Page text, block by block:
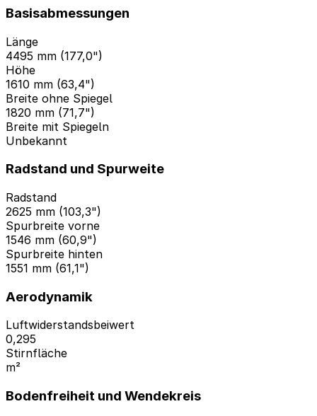
Basisabmessungen
Länge
4495 mm (177,0")
Höhe
1610 mm (63,4")
Breite ohne Spiegel
1820 mm (71,7")
Breite mit Spiegeln
Unbekannt
Radstand und Spurweite
Radstand
2625 mm (103,3")
Spurbreite vorne
1546 mm (60,9")
Spurbreite hinten
1551 mm (61,1")
Aerodynamik
Luftwiderstandsbeiwert
0,295
Stirnfläche
m²
Bodenfreiheit und Wendekreis